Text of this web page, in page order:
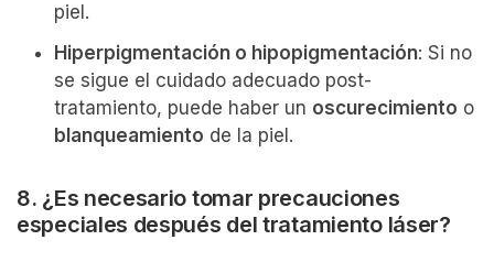
piel.
Hiperpigmentación o hipopigmentación: Si no
se sigue el cuidado adecuado post-
tratamiento, puede haber un oscurecimiento o
blanqueamiento de la piel.
8. ¿Es necesario tomar precauciones
especiales después del tratamiento láser?